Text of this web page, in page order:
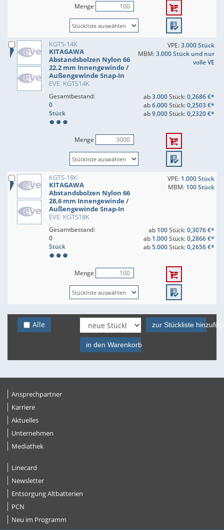
Menge
KGTS-14K
KITAGAWA
Abstandsbolzen Nylon 66
22,2 mm Innengewinde /
Außengewinde Snap-In
EVE: KGTS14K
VPE:3.000 Stück
MBM:3.000 Stück und nur
volle VE
Gesamtbestand:
0
Stück
ab3.000Stück:0,2686 €*
ab6.000Stück:0,2503 €*
ab9.000Stück:0,2320 €*
Menge
KGTS-18K
KITAGAWA
Abstandsbolzen Nylon 66
28,6 mm Innengewinde /
Außengewinde Snap-In
EVE: KGTS18K
VPE: 1.000 Stück
MBM: 100 Stück
Gesamtbestand:
0
Stück
ab 100Stück:0,3076 €*
ab 1.000Stück:0,2866 €*
ab5.000Stück:0,2656 €*
Menge
Alle zur Stückliste
in den Warenkorb
Ansprechpartner
Karriere
Aktuelles
Unternehmen
Mediathek
Linecard
Newsletter
Entsorgung Altbatterien
PCN
Neu im Programm